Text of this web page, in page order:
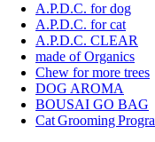
A.P.D.C. for dog
A.P.D.C. for cat
A.P.D.C. CLEAR
made of Organics
Chew for more trees
DOG AROMA
BOUSAI GO BAG
Cat Grooming